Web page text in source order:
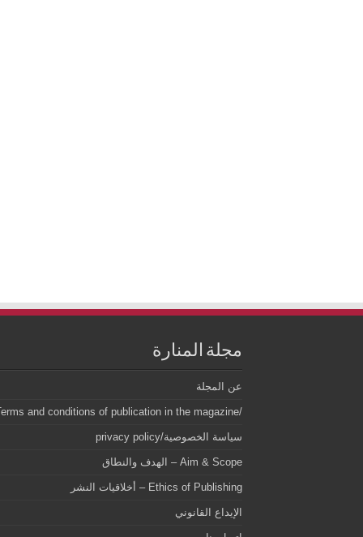
مجلة المنارة
عن المجلة
/Terms and conditions of publication in the magazineشروط وقواعد النشر بالمجلة
سياسة الخصوصية/privacy policy
Aim & Scope – الهدف والنطاق
Ethics of Publishing – أخلاقيات النشر
الإيداع القانوني